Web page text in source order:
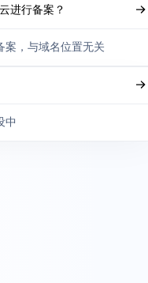
进行备案？
案，与域名位置无关
中